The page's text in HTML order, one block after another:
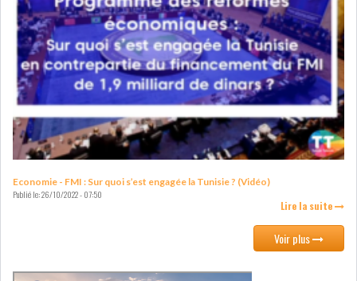
SANTÉ TOURSIME
DISTRIBUTION
COMPOSANTS
AUTOMOBILES
CHIMIE
DISTRIBUTION
AUTOMOBILE
FINANCIER IMMOBILIER
Economie - FMI : Sur quoi s’est engagée la Tunisie ? (Vidéo)
Publié le:26/10/2022 - 07:50
Lire la suite
Voir plus